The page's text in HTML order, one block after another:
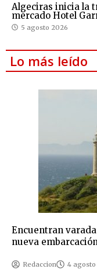
Algeciras inicia la
mercado Hotel
5 agosto 2026
Lo más leído
Encuentran
nueva
Redaccion 4